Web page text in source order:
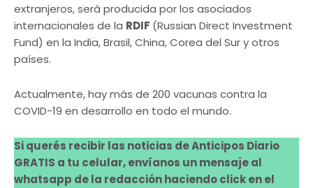
extranjeros, será producida por los asociados
internacionales de la RDIF (Russian Direct Investment
Fund) en la India, Brasil, China, Corea del Sur y otros
países.
Actualmente, hay más de 200 vacunas contra la
COVID-19 en desarrollo en todo el mundo.
Si querés recibir las noticias de Anticipos Diario
GRATIS a tu celular, envíanos un mensaje al
whatsapp de la redacción haciendo click en el